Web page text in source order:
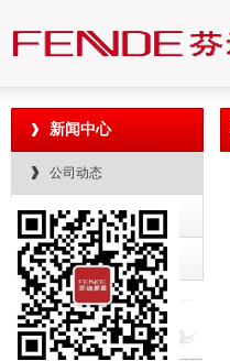
新闻中心
公司动态
行业资讯
各地动态